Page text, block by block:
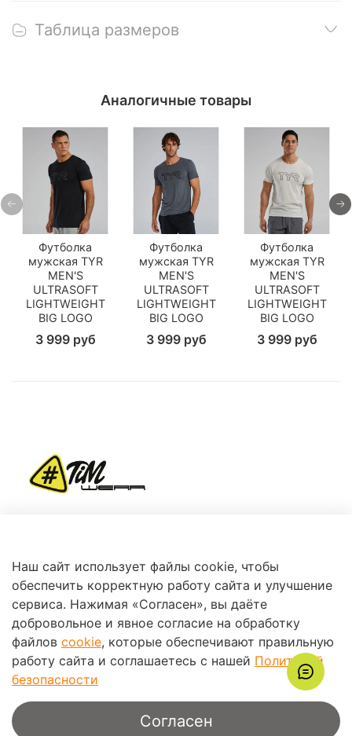
Таблица размеров
Аналогичные товары
Футболка
мужская TYR
MEN'S
ULTRASOFT
LIGHTWEIGHT
BIG LOGO
3 999 руб
Футболка
мужская TYR
MEN'S
ULTRASOFT
LIGHTWEIGHT
BIG LOGO
3 999 руб
Футболка
мужская TYR
MEN'S
ULTRASOFT
LIGHTWEIGHT
BIG LOGO
3 999 руб
Поддержка
+7 (966) 360-87-78
Наш сайт использует файлы cookie, чтобы
обеспечить корректную работу сайта и улучшение
сервиса. Нажимая «Согласен», вы даёте
добровольное и явное согласие на обработку
файлов cookie, которые обеспечивают правильную
работу сайта и соглашаетесь с нашей Политикой
безопасности
Согласен